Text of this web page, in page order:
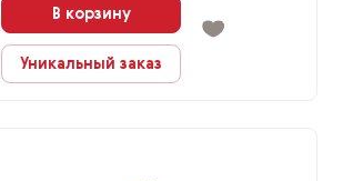
В корзину
Уникальный заказ